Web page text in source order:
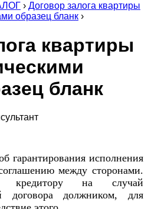
› Договор залога квартиры
образец бланк ›
квартиры
бланк
гарантирования исполнения
между сторонами.
кредитору на случай
договора должником, для